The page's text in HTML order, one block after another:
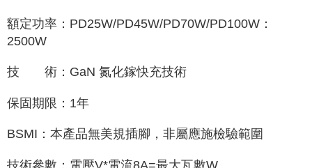
額定功率：PD25W/PD45W/PD70W/PD100W：
2500W
技 術：GaN 氮化鎵快充技術
保固期限：1年
BSMI：本產品無美規插腳，非屬應施檢驗範圍
技術參數：電壓V*電流8A=最大瓦數W